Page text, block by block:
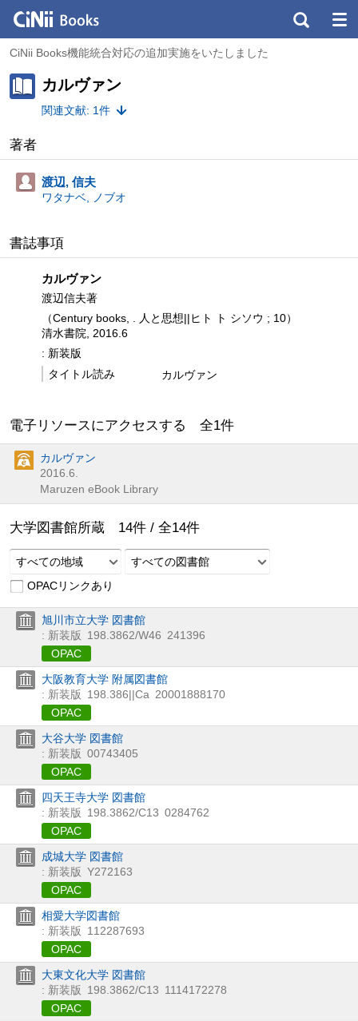
CiNii Books機能統合対応の追加実施をいたしました
カルヴァン
関連文献: 1件
著者
渡辺, 信夫
ワタナベ, ノブオ
書誌事項
カルヴァン
渡辺信夫著
（Century books, . 人と思想||ヒト ト シソウ ; 10）
清水書院, 2016.6
: 新装版
タイトル読み
カルヴァン
電子リソースにアクセスする 全1件
カルヴァン
2016.6.
Maruzen eBook Library
大学図書館所蔵 14件 / 全14件
すべての地域
すべての図書館
OPACリンクあり
旭川市立大学 図書館
: 新装版 198.3862/W46 241396
OPAC
大阪教育大学 附属図書館
: 新装版 198.386||Ca 20001888170
OPAC
大谷大学 図書館
: 新装版 00743405
OPAC
四天王寺大学 図書館
: 新装版 198.3862/C13 0284762
OPAC
成城大学 図書館
: 新装版 Y272163
OPAC
相愛大学図書館
: 新装版 112287693
OPAC
大東文化大学 図書館
: 新装版 198.3862/C13 1114172278
OPAC